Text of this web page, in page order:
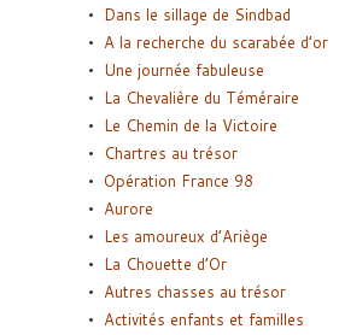
Dans le sillage de Sindbad
A la recherche du scarabée d’or
Une journée fabuleuse
La Chevalière du Téméraire
Le Chemin de la Victoire
Chartres au trésor
Opération France 98
Aurore
Les amoureux d’Ariège
La Chouette d’Or
Autres chasses au trésor
Activités enfants et familles